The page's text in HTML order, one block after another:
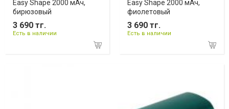
Easy Shape 2000 мАч,
бирюзовый
3 690 тг.
Есть в наличии
Easy Shape 2000 мАч,
фиолетовый
3 690 тг.
Есть в наличии